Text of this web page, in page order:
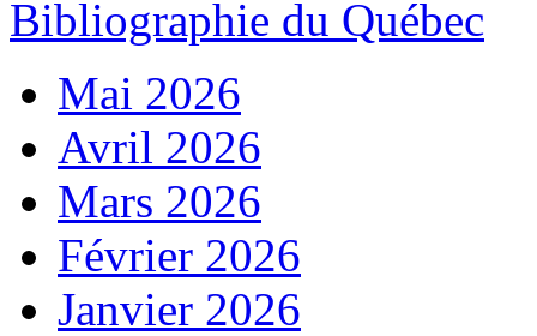
Bibliographie du Québec
Mai 2026
Avril 2026
Mars 2026
Février 2026
Janvier 2026